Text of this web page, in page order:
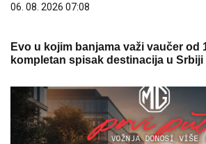
06. 08. 2026 07:08
Evo u kojim banjama važi vaučer od
kompletan spisak destinacija u Srbiji